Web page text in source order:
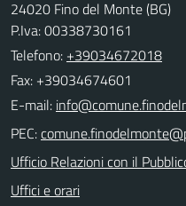
24020 Fino del Monte (BG)
P.Iva: 00338730161
Telefono: +39034672018
Fax: +39034674601
E-mail:
PEC:
Ufficio Relazioni con il
Uffici e orari